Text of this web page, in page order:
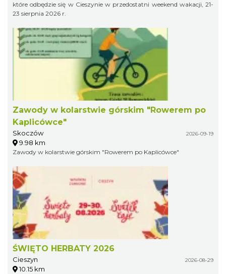
które odbędzie się w Cieszynie w przedostatni weekend wakacji, 21-
23 sierpnia 2026 r.
Zawody w kolarstwie górskim "Rowerem po
Kaplicówce"
Skoczów 2026-09-19
9.98 km
Zawody w kolarstwie górskim "Rowerem po Kaplicówce"
ŚWIĘTO HERBATY 2026
Cieszyn 2026-08-29
10.15 km